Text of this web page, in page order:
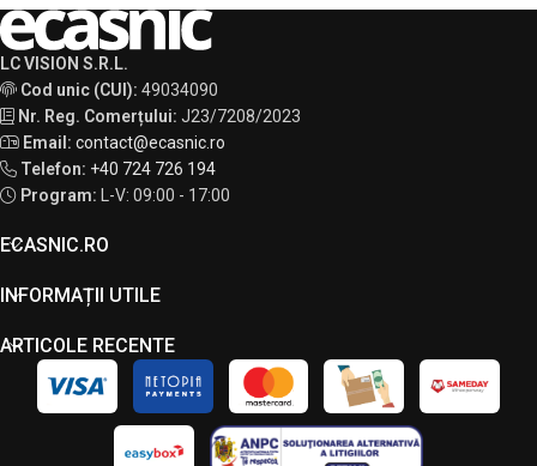
LC VISION S.R.L.
Cod unic (CUI): 49034090
Nr. Reg. Comerțului: J23/7208/2023
Email: contact@ecasnic.ro
Telefon: +40 724 726 194
Program:
L-V: 09:00 - 17:00
ECASNIC.RO
INFORMAȚII UTILE
ARTICOLE RECENTE